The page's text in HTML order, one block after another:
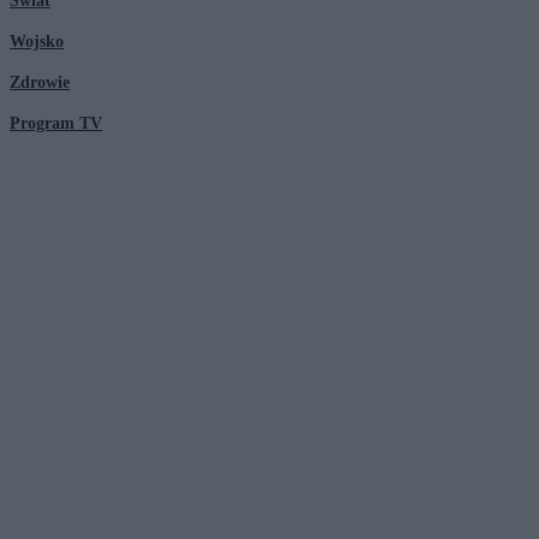
Wojsko
Zdrowie
Program TV